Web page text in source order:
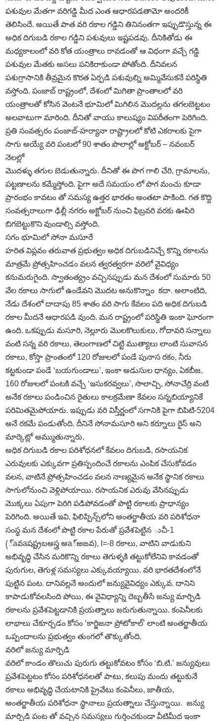
పశువుల మేతగా వరిగడ్డి మీద ఎంత ఆధారపడతామో అందరికీ
తెలిసిందే. అయితే పాత వరి రకాల గడ్డిని తినినంతగా ఇప్పుడొస్తున్న ఈ
అధిక దిగుబడి రకాల గడ్డిని పశువులు ఇష్టపడవు. దీనికితోడు ఈ
మధ్యకాలంలో వరి కోత యంత్రాలు రావడంతో ఆ విధంగా వచ్చే గడ్డి
పశువుల మేతకు అసలు పనికిరాకుండా పోతోంది. దీనివలన
పశుగ్రాసానికి తీవ్రమైన కొరత ఏర్పడి పశువుల్ని అమ్మివేసుకనే పరిస్థితి
వస్తోంది. పంజాబ్‌ రాష్ట్రంలో, దేశంలో మిగితా ప్రాంతాలలో వరి
యంత్రాలతో కోసిన వెంటనే భూమిలో మిగిలిన మొదల్లను తగలబెట్టటం
అలవాటుగా మారింది. దీనితో వాయు కాలుష్యం విపరీతంగా పెరిగింది.
ప్రతి సంవత్సరం పంజాబ్‌-హర్యానా రాష్ట్రాలలో కోటి ఎకరాలకు పైగా
సాగు అయ్యే వరి పంటలో 90 శాతం పొలాల్లో అక్టోబర్‌ – నవంబర్‌
నెలల్లో
మొదళ్ళు తగుల బెడుతున్నారు. దీనితో ఈ పొగ గాలి చేరి, గ్రామాలను,
పట్టణాలను కమ్మేస్తోంది. పైగా అదే సమయం లో పొగ మంచు కూడా
ప్రారంభం కావటం తో సమస్య ఉత్తర భారతం అంతటా పాకింది. గత కొద్ది
సంవత్సరాలుగా ఢిల్లీ నగరం అక్టోబర్‌ నుంచి ఫిబ్రవరి వరకు ఊపిరి
బిగబెట్టుకొని వుండాల్సి వస్తోంది.
సగం భూమిలో సోనా మసూరే
హరిత విప్లవం తరువాత ప్రభుత్వం అధిక దిగుబడినిచ్చే కొన్ని రకాలను
మాత్రమే ప్రోత్సహించడం వలన త్వరత్వరగా వరిలో వైవిధ్యం
కనుమరుగైంది. స్వాతంత్య్రం వచ్చినప్పుడు మన దేశంలో సుమారు 50
వేల రకాలు సాగులో ఉండేవని మొదట అనుకొన్నాం కదా. అలాంటిది,
నేడు దేశంలో దాదాపు 85 శాతం వరి సాగు కేవలం పది అధిక దిగుబడి
రకాల మీదనే ఆధారపడి వుంది. మన రాష్ట్రంలో పరిస్థితి ఇంకా ఘోరంగా
ఉంది. ఒకప్పుడు మసూరి, నెల్లూరు మొలకొలుకులు, గోదావరి సన్నాలు
వంటి సన్న వరి రకాలు, తెలంగాణలో చిట్టి ముత్యాలు లాంటి సువాసన
రకాలు, కోస్తా ప్రాంతంలో 120 రోజులలో పండే పునాస రకం, నీరు
కట్టకుండా పండే ‘బయగుండాలు’, ఇంకా అడుసుల ధాన్యం, ఏకబీజ,
160 రోజులలో పంటకి వచ్చే ‘ఇసుకరవ్వలు’, సొలాచ్చి, సోనాచేర్రి వంటి
అనేక రకాలు పండించిన రైతులు కాలక్రమేణా కేవలం సన్నబియ్యానికే
పరిమితమైపోయారు. ఇప్పుడు వరి విస్తీర్ణంలో సగానికి పైగా బిపిటి-5204
అనే రకమే పండుతోంది. దీనినే సోనామసూరి అని కర్నూలు రైస్‌ అని
మార్కెట్లో అమ్ముతున్నారు.
అధిక దిగుబడి రకాల పరిశోధనలో కేవలం దిగుబడి, రసాయనిక
ఎరువులకు ఎక్కువగా ప్రతిస్పందించే రకాలను ఎంపిక చేసుకోవడం
వలన, వాటినే ప్రోత్సహించడం వలన నాణ్యమైన అనేక స్థానిక రకాలు
సాగులోనుంచి వెళ్లిపోయాయి. రసాయనిక ఎరువు వేసినప్పుడు
మొక్కలు ఏపుగా పెరిగి పడిపోవడంతో పొట్టి రకాలకు ప్రాధాన్యం
పెరిగింది. అయితే ఇవి, ఫిలిప్పిన్స్‌లోని అంతర్జాతీయ వరి పరిశోధనా
సంస్థ మన దేశంలో పొట్టి రకాల పేరుతో ప్రవేశపెట్టిన ుచీ-1
(్‌aవaషష్ట్రబఅస్త్ర అa్‌ఱఙవ), I=-8 రకాలు, వాటిని వాడుకుని
అభివృద్ధి చేసిన మరికొన్ని రకాలు తెగుళ్ళకి తట్టుకోలేనివి కావడంతో
పురుగుల, తెగుళ్ల సమస్యలు ఎక్కువయ్యాయి. వరి భారతదేశంలోనే
పుట్టిన పంట. దానివల్లనే అందులో జన్యువైవిధ్యం ఎక్కువ. దానిని
కాపాడుకోవలసింది పోయి, ఈ వైవిధ్యాన్ని దెబ్బతీసే జన్యు మార్పిడి
రకాలను ప్రవేశపెట్టడానికి ప్రయత్నాలు జరుగుతున్నాయి. కంపెనీలకు
లాభాలు చేకూర్చడం కోసం ‘కార్జిజనా ప్రోటోకాల్‌’ లాంటి అంతర్జాతీయ
ఒప్పందాలను ప్రభుత్వం తుంగలో తొక్కుతోంది.
వరిలో జన్యు మార్పిడి
వరిలో కాండం తొలుచు పురుగు తట్టుకోవటం కోసం ‘బి.టి.’ జన్యువులు
ప్రవేశపెట్టటం కోసం పరిశోధనలతో పాటు, కలుపు మందు తట్టుకునే
రకాలు అభివృద్ధి చేయటానికి ప్రైవేటు కంపెనీలు, జాతీయ,
అంతర్జాతీయ పరిశోధనా స్థానాలు ప్రయత్నాలు చేస్తున్నాయి. జన్యు
మార్పిడి పంట తో వచ్చిన సమస్యలు గుర్తించకుండా వీటిమీద ఇంకా